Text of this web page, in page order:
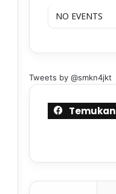
NO EVENTS
Tweets by @smkn4jkt